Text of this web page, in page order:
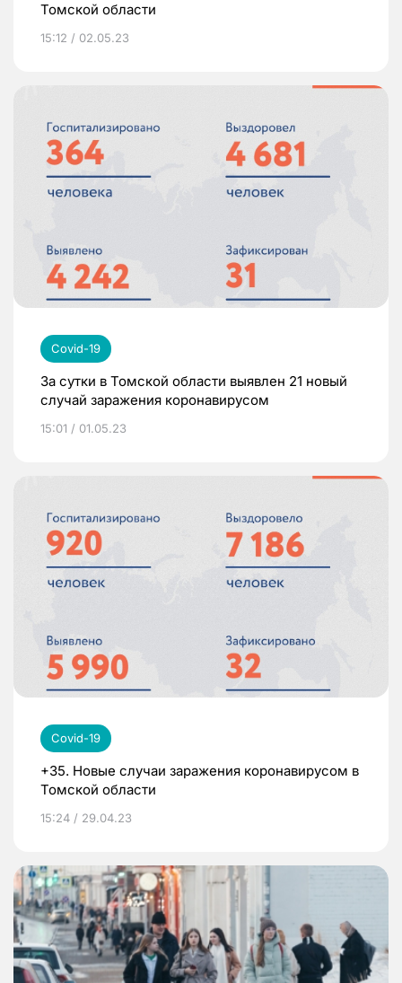
Томской области
15:12 / 02.05.23
Covid-19
За сутки в Томской области выявлен 21 новый
случай заражения коронавирусом
15:01 / 01.05.23
Covid-19
+35. Новые случаи заражения коронавирусом в
Томской области
15:24 / 29.04.23